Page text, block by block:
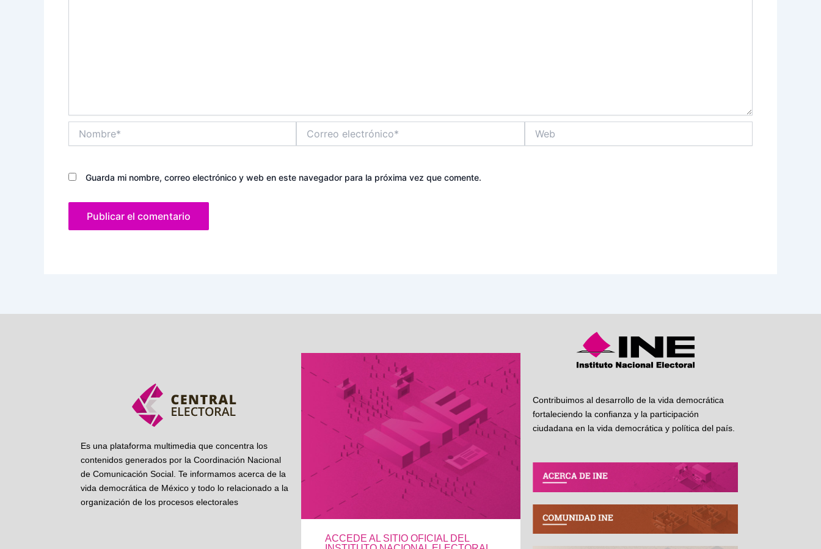
electrónico*
Guarda mi nombre, correo electrónico y web en este navegador para la próxima vez que comente.
Es una plataforma multimedia que concentra los
contenidos generados por la Coordinación Nacional
de Comunicación Social. Te informamos acerca de la
vida democrática de México y todo lo relacionado a la
organización de los procesos electorales
ACCEDE AL SITIO OFICIAL DEL
Contribuimos al desarrollo de la vida democrática
fortaleciendo la confianza y la participación
ciudadana en la vida democrática y política del país.